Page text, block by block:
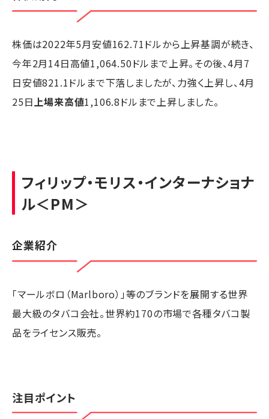
株価は2022年5月安値162.71ドルから上昇基調が続き、
今年2月14日高値1,064.50ドルまで上昇。その後、4月7
日安値821.1ドルまで下落しましたが、力強く上昇し、4月
25日上場来高値1,106.8ドルまで上昇しました。
フィリップ・モリス・インターナショナ
ル＜PM＞
企業紹介
「マールボロ（Marlboro）」等のブランドを展開する世界
最大級のタバコ会社。世界約170の市場で各種タバコ製
品をライセンス販売。
注目ポイント